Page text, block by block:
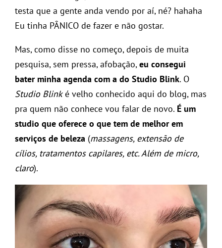
testa que a gente anda vendo por aí, né? hahaha
Eu tinha PÂNICO de fazer e não gostar.
Mas, como disse no começo, depois de muita
pesquisa, sem pressa, afobação,eu consegui
bater minha agenda com a do Studio Blink. O
Studio Blinké velho conhecido aqui do blog, mas
pra quem não conhece vou falar de novo. É um
studio que oferece o que tem de melhor em
serviços de beleza (massagens, extensão de
cílios, tratamentos capilares, etc. Além de micro,
claro).